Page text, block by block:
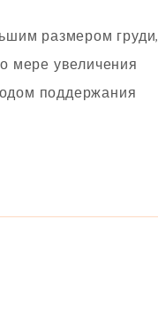
размером груди,
мере увеличения
поддержания